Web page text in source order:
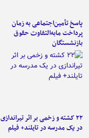
پاسخ تأمین‌اجتماعی به زمان
پرداخت مابه‌التفاوت حقوق
بازنشستگان
۲۲ کشته و زخمی بر اثر تیراندازی
در یک مدرسه در تایلند+ فیلم